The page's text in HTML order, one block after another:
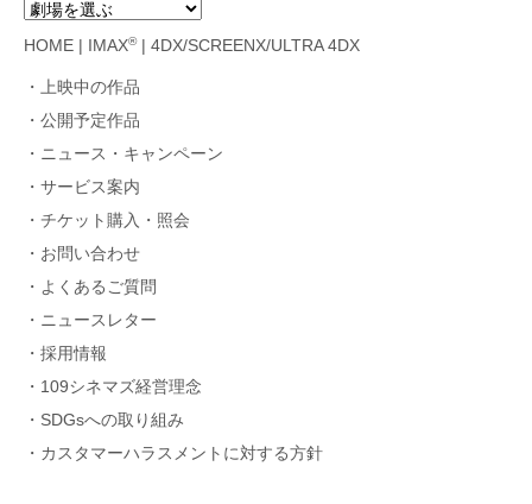
HOME IMAX®| 4DX/SCREENX/ULTRA 4DX
上映中の作品
公開予定作品
ニュース・キャンペーン
サービス案内
チケット購入・照会
お問い合わせ
よくあるご質問
ニュースレター
採用情報
109シネマズ経営理念
SDGsへの取り組み
カスタマーハラスメントに対する方針